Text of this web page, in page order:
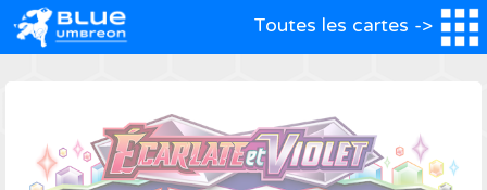
Toutes les cartes ->